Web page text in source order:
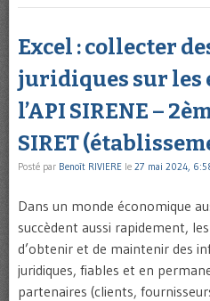
Excel : collecter
juridiques sur les
l’API SIRENE –
SIRET
Posté par Benoît RIVIERE le 27 mai 2024,
Dans un monde économique
succèdent aussi rapidement,
d’obtenir et de maintenir des
juridiques, fiables et en
partenaires (clients,